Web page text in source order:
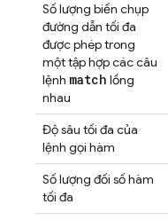
Số lượng biến chụp
đường dẫn tối đa
được phép trong
một tập hợp các câu
lệnh match lồng
nhau
Độ sâu tối đa của
lệnh gọi hàm
Số lượng đối số hàm
tối đa